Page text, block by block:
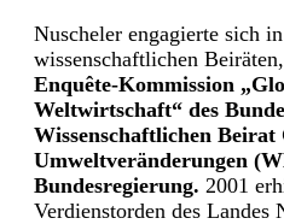
Nuscheler engagierte sich
wissenschaftlichen
Enquête-Kommission
Weltwirtschaft“ des
Wissenschaftlichen Beirat
Umweltveränderungen
Bundesregierung. 2001
Verdienstorden des Landes